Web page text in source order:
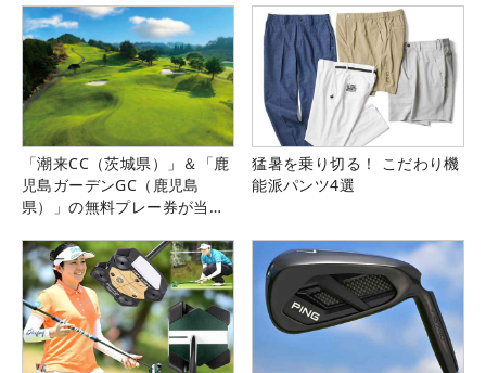
「潮来CC（茨城県）」＆「鹿
児島ガーデンGC（鹿児島
県）」の無料プレー券が当た
猛暑を乗り切る！ こだわり機
能派パンツ4選